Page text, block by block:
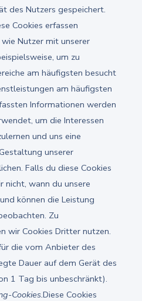
des Nutzers gespeichert.
Cookies erfassen
Nutzer mit unserer
um zu
am häufigsten besucht
am häufigsten
Informationen werden
um die Interessen
und uns eine
unserer
Falls du diese Cookies
nicht, wann du unsere
können die Leistung
Zu
wir Cookies Dritter nutzen.
die vom Anbieter des
Dauer auf dem Gerät des
1 Tag bis unbeschränkt).
Cookies.Diese Cookies